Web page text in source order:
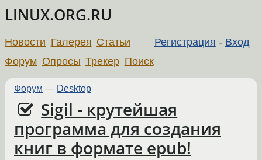
LINUX.ORG.RU
Регистрация - Вход
Новости Галерея Статьи
Форум Опросы Трекер Поиск
Форум — Desktop
Sigil - крутейшая
программа для создания
книг в формате epub!